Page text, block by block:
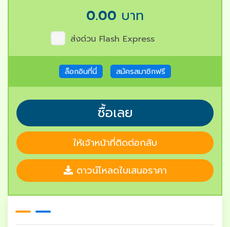
0.00 บาท
ส่งด่วน Flash Express
ล็อกอินที่นี่ สมัครสมาชิกฟรี
ซื้อเลย
ให้เจ้าหน้าที่ติดต่อกลับ
ดาวน์โหลดใบเสนอราคา